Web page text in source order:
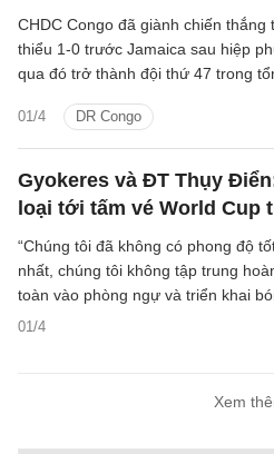
01/4 DR Congo
CHDC Congo đã giành chiến thắng
thiểu 1-0 trước Jamaica sau hiệp
qua đó trở thành đội thứ 47 trong
Gyokeres và ĐT Thụy
loại tới tấm vé World Cup
01/4
“Chúng tôi đã không có phong độ
nhất, chúng tôi không tập trung
toàn vào phòng ngự và triển khai
Viktor Gyokeres thốt lên hồi tháng
Chúng tôi không xứng đáng có được
Xem